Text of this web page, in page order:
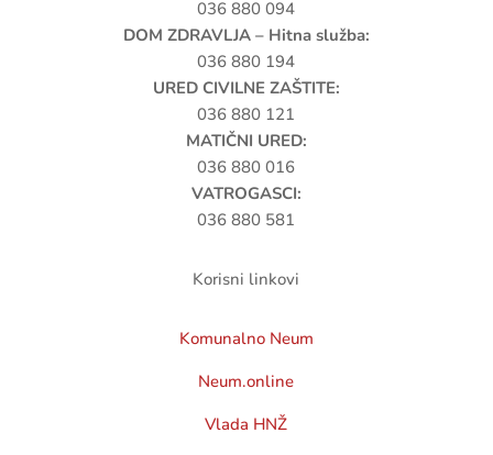
036 880 094
DOM ZDRAVLJA – Hitna služba:
036 880 194
URED CIVILNE ZAŠTITE:
036 880 121
MATIČNI URED:
036 880 016
VATROGASCI:
036 880 581
Korisni linkovi
Komunalno Neum
Neum.online
Vlada HNŽ